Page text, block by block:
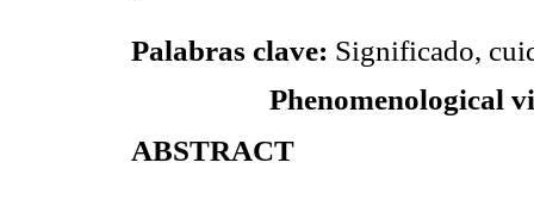
Palabras clave: Significado,
Phenomenological
ABSTRACT